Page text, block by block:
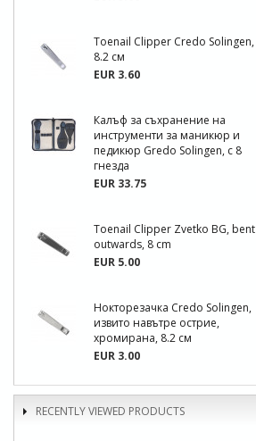
Toenail Clipper Credo Solingen,
8.2 см
EUR 3.60
Калъф за съхранение на
инструменти за маникюр и
педикюр Gredo Solingen, с 8
гнезда
EUR 33.75
Toenail Clipper Zvetko BG, bent
outwards, 8 cm
EUR 5.00
Нокторезачка Credo Solingen,
извито навътре острие,
хромирана, 8.2 см
EUR 3.00
RECENTLY VIEWED PRODUCTS